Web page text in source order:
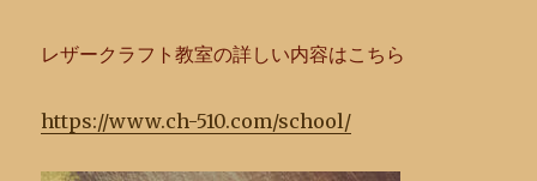
レザークラフト教室の詳しい内容はこちら
https://www.ch-510.com/school/